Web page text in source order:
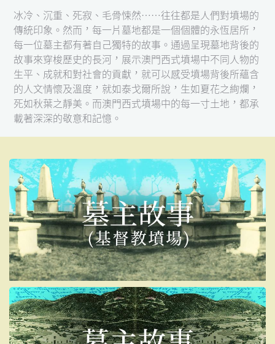
冰冷、沉重、死寂、毛骨悚然……往往都是人們對墳場的
傳統印象。然而，每一片墓地都是一個個體的永恆居所，
每一位墓主都有著自己獨特的故事。通過呈現墓地背後的
故事來穿梭歷史的長河，展示澳門西式墳場中不同人物的
生平、成就和對社會的貢獻，就可以感受墳場背後所蘊含
的人文情懷及溫度，就如泰戈爾所說，生如夏花之絢爛，
死如秋葉之靜美。而澳門西式墳場中的每一寸土地，都承
載著深深的敬意和記憶。